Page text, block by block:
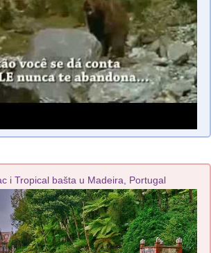
i Tropical bašta u Madeira, Portugal